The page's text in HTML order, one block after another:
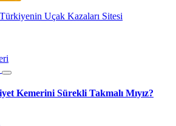
Kemerini Sürekli Takmalı Mıyız?